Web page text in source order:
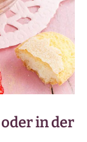
in der